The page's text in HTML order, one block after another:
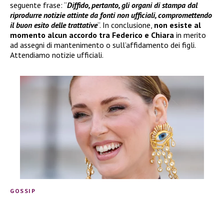
seguente frase: “Diffido, pertanto, gli organi di stampa dal
riprodurre notizie attinte da fonti non ufficiali, compromettendo
il buon esito delle trattative“. In conclusione, non esiste al
momento alcun accordo tra Federico e Chiara in merito
ad assegni di mantenimento o sull’affidamento dei figli.
Attendiamo notizie ufficiali.
GOSSIP